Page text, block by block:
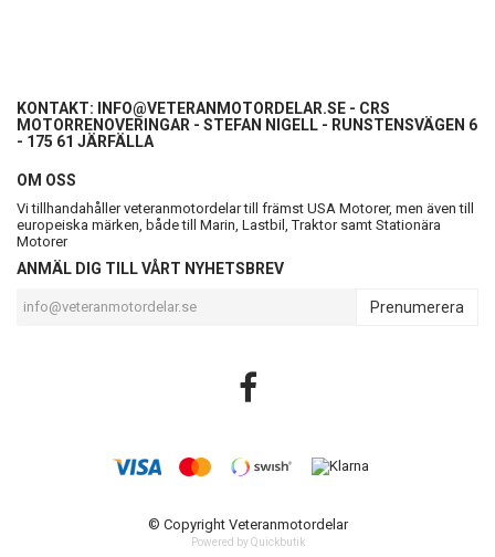
KONTAKT: INFO@VETERANMOTORDELAR.SE - CRS
MOTORRENOVERINGAR - STEFAN NIGELL - RUNSTENSVÄGEN 6
- 175 61 JÄRFÄLLA
OM OSS
Vi tillhandahåller veteranmotordelar till främst USA Motorer, men även till
europeiska märken, både till Marin, Lastbil, Traktor samt Stationära
Motorer
ANMÄL DIG TILL VÅRT NYHETSBREV
Prenumerera
© Copyright Veteranmotordelar
Powered by Quickbutik